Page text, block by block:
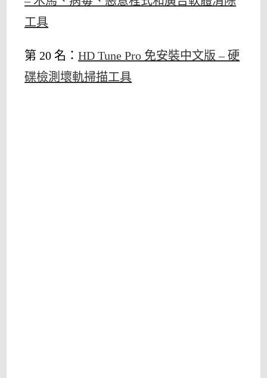
工具
第 20 名：HD Tune Pro 免安裝中文版 – 硬
碟檢測壞軌掃描工具